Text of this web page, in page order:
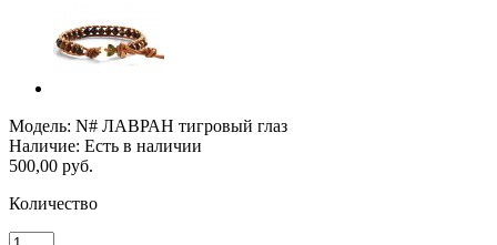
Модель: N# ЛАВРАН тигровый глаз
Наличие: Есть в наличии
500,00 руб.
Количество